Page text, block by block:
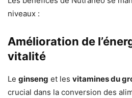
niveaux :
Amélioration de
vitalité
Le ginseng et les vitamines du
crucial dans la conversion des